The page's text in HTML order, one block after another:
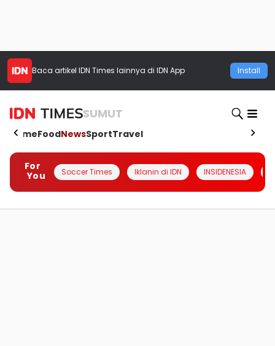
Baca artikel IDN Times lainnya di IDN App Install
SUMUT
HomeFoodNewsSportTravel
For
You
Soccer Times Iklanin di IDN INSIDENESIA